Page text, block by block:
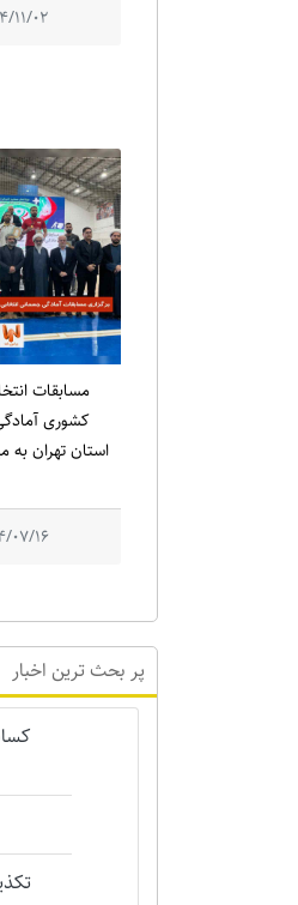
11/02
مسابقات
کشوری
استان تهران به
07/16
پر بحث ترین اخبار